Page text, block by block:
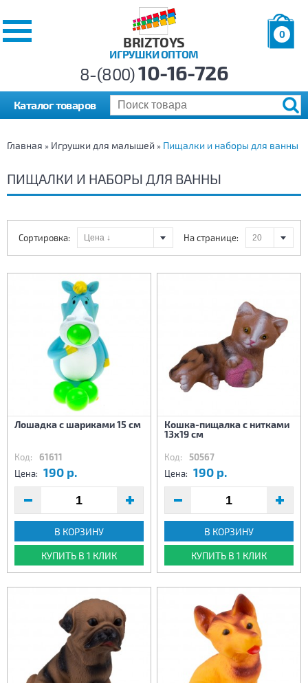
BRIZTOYS
ИГРУШКИ ОПТОМ
0
р.
8-(800)10-16-726
Каталог товаров
Главная » Игрушки для малышей » Пищалки и наборы для ванны
ПИЩАЛКИ И НАБОРЫ ДЛЯ ВАННЫ
На странице:
Сортировка:
Лошадка с шариками 15 см
Код: 61611
Цена: 190 р.
В КОРЗИНУ
КУПИТЬ В 1 КЛИК
Кошка-пищалка с нитками
13х19 см
Код: 50567
Цена: 190 р.
В КОРЗИНУ
КУПИТЬ В 1 КЛИК